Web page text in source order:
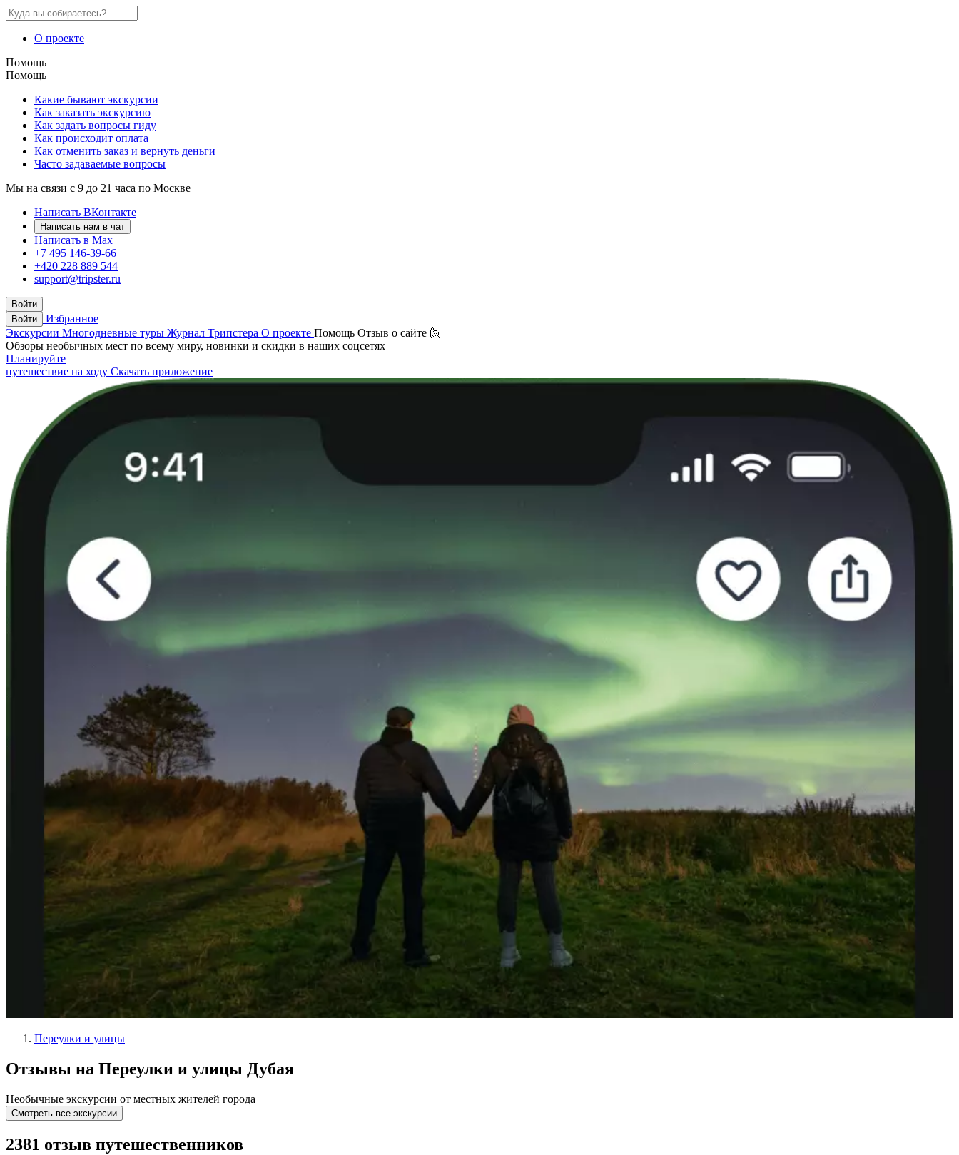
О проекте
Помощь
Помощь
Какие бывают экскурсии
Как заказать экскурсию
Как задать вопросы гиду
Как происходит оплата
Как отменить заказ и вернуть деньги
Часто задаваемые вопросы
Мы на связи с 9 до 21 часа по Москве
Написать ВКонтакте
Написать нам в чат
Написать в Max
+7 495 146-39-66
+420 228 889 544
support@tripster.ru
Войти
Войти
Избранное
Экскурсии Многодневные туры Журнал Трипстера О проекте Помощь Отзыв о сайте 🙋
Обзоры необычных мест по всему миру, новинки и скидки в наших соцсетях
Планируйте
путешествие на ходу Скачать приложение
Переулки и улицы
Отзывы на Переулки и улицы Дубая
Необычные экскурсии от местных жителей города
Смотреть все экскурсии
2381 отзыв путешественников